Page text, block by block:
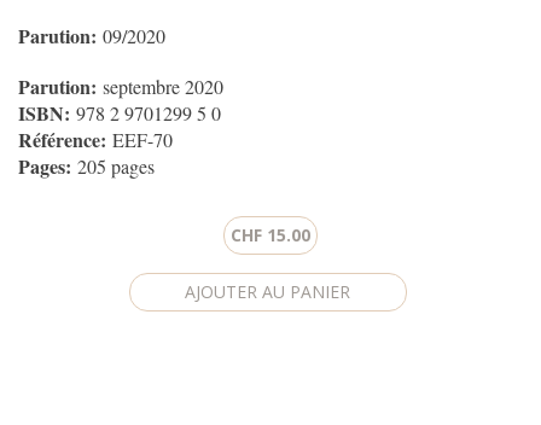
Parution: 09/2020
Parution: septembre 2020
ISBN: 978 2 9701299 5 0
Référence: EEF-70
Pages: 205 pages
CHF 15.00